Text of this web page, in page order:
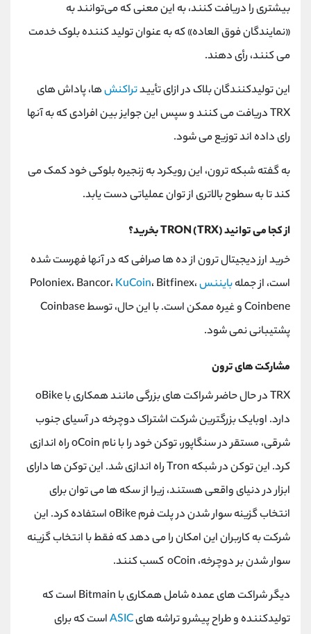
بیشتری را دریافت کنند، به این معنی که می‌توانند به
«نمایندگان فوق ‌العاده» که به‌ عنوان تولید کننده بلوک خدمت
می‌ کنند، رأی دهند.
این تولیدکنندگان بلاک در ازای تأییدتراکنش‌ها، پاداش ‌های
TRX دریافت می ‌کنند و سپس این جوایز بین افرادی که به آنها
رای داده‌ اند توزیع می ‌شود.
به گفته شبکه ترون، این رویکرد به زنجیره بلوکی خود کمک می
کند تا به سطوح بالاتری از توان عملیاتی دست یابد.
از کجا می توانید TRON (TRX) بخرید؟
خرید ارز دیجیتال ترون از ده ‌ها صرافی که در آنها فهرست شده
است، از جملهبایننس KuCoin، Bitfinex،
Coinbene و غیره ممکن است. با این حال، توسط Coinbase
پشتیبانی نمی شود.
مشارکت های ترون
TRX در حال حاضر شراکت های بزرگی مانند همکاری با oBike
دارد. اوبایک بزرگترین شرکت اشتراک دوچرخه در آسیای جنوب
شرقی، مستقر در سنگاپور، توکن خود را با نام oCoin راه اندازی
کرد. این توکن در شبکه Tron راه اندازی شد. این توکن ها دارای
ابزار در دنیای واقعی هستند، زیرا از سکه ها می توان برای
انتخاب گزینه سوار شدن در پلت فرم oBike استفاده کرد. این
شرکت به کاربران این امکان را می دهد که فقط با انتخاب گزینه
سوار شدن بر دوچرخه، oCoin کسب کنند.
دیگر شراکت‌ های عمده شامل همکاری با Bitmain است که
تولیدکننده و طراح پیشرو تراشه‌ هایASICاست که برای